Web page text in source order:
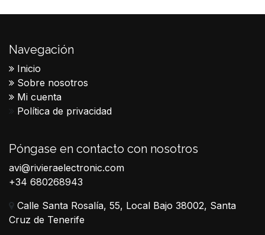
Navegación
Inicio
Sobre nosotros
Mi cuenta
Política de privacidad
Póngase en contacto con nosotros
avi@rivieraelectronic.com
+34 680268943
Calle Santa Rosalía, 55, Local Bajo 38002, Santa
Cruz de Tenerife